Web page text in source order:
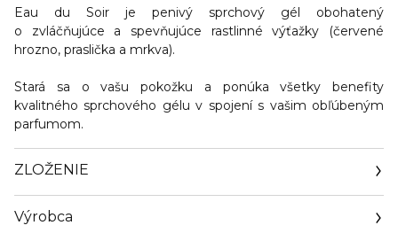
Eau du Soir je penivý sprchový gél obohatený
o zvláčňujúce a spevňujúce rastlinné výťažky (červené
hrozno, praslička a mrkva).
Stará sa o vašu pokožku a ponúka všetky benefity
kvalitného sprchového gélu v spojení s vašim obľúbeným
parfumom.
ZLOŽENIE
Výrobca